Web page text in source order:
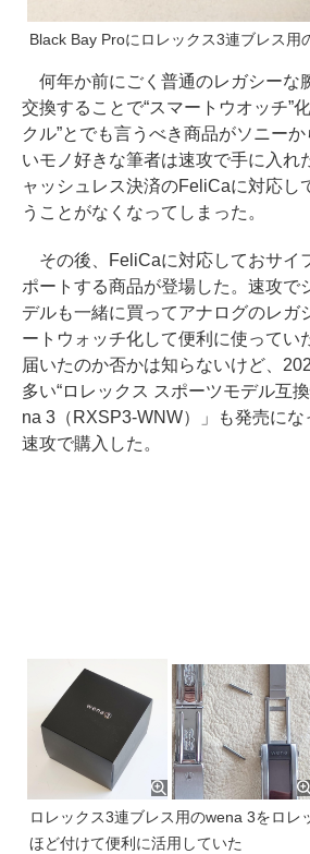
Black Bay Proにロレックス3連ブレス用
何年か前にごく普通のレガシーな
交換することで“スマートウオッチ”
クル”とでも言うべき商品がソニー
いモノ好きな筆者は速攻で手に入れ
ャッシュレス決済のFeliCaに対応し
うことがなくなってしまった。
その後、FeliCaに対応しておサイ
ポートする商品が登場した。速攻で
デルも一緒に買ってアナログのレガ
ートウォッチ化して便利に使ってい
届いたのか否かは知らないけど、
多い“ロレックス スポーツモデル互
na 3（RXSP3-WNW）」も発売にな
速攻で購入した。
ロレックス3連ブレス用のwena 3をロレ
ほど付けて便利に活用していた